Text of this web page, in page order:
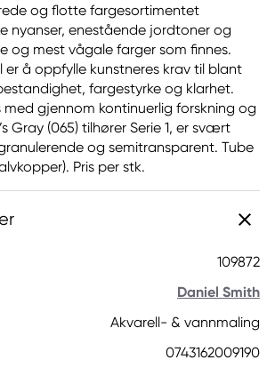
og flotte fargesortimentet
nyanser, enestående jordtoner og
og mest vågale farger som finnes.
er å oppfylle kunstneres krav til blant
fargestyrke og klarhet.
med gjennom kontinuerlig forskning og
Gray (065) tilhører Serie 1, er svært
og semitransparent. Tube
Pris per stk.
109872
Daniel Smith
Akvarell- & vannmaling
0743162009190